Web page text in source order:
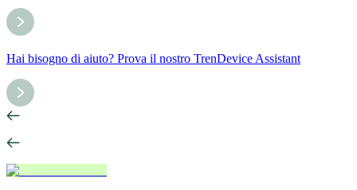
Hai bisogno di aiuto? Prova il nostro TrenDevice Assistant